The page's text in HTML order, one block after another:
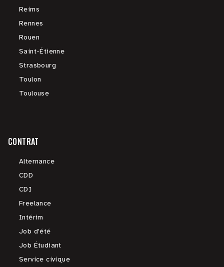
Reims
Rennes
Rouen
Saint-Étienne
Strasbourg
Toulon
Toulouse
CONTRAT
Alternance
CDD
CDI
Freelance
Intérim
Job d'été
Job Étudiant
Service civique